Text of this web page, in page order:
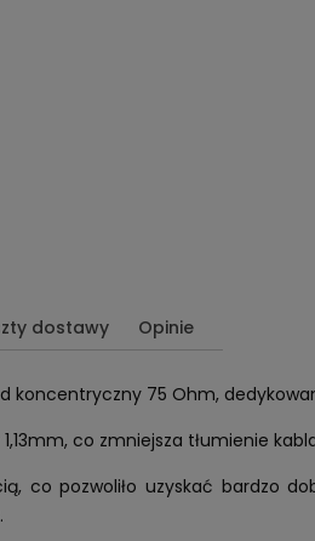
dostawy Opinie
koncentryczny 75 Ohm,
co zmniejsza tłumienie
co pozwoliło uzyskać